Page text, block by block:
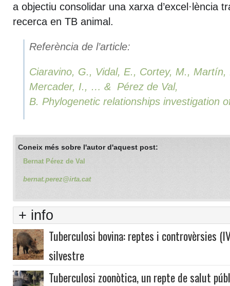
a objectiu consolidar una xarxa d’excel·lència
recerca en TB animal.
Referència de l’article:
Ciaravino, G., Vidal, E., Cortey, M., Martín,
Mercader, I., … & Pérez de Val,
B. Phylogenetic relationships investigation
Coneix més sobre l'autor d'aquest post:
Bernat Pérez de Val
bernat.perez@irta.cat
+ info
Tuberculosi bovina: reptes i controvèrsies
silvestre
Tuberculosi zoonòtica, un repte de salut